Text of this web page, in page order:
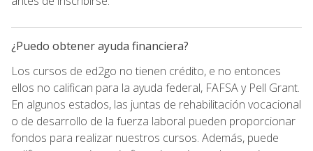
¿Puedo obtener ayuda financiera?
Los cursos de ed2go no tienen crédito, e no entonces
ellos no califican para la ayuda federal, FAFSA y Pell Grant.
En algunos estados, las juntas de rehabilitación vocacional
o de desarrollo de la fuerza laboral pueden proporcionar
fondos para realizar nuestros cursos. Además, puede